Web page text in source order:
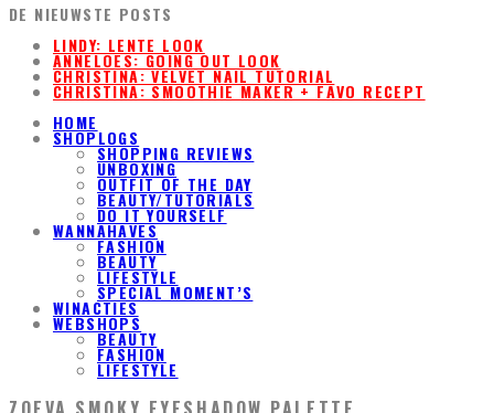
DE NIEUWSTE POSTS
LINDY: LENTE LOOK
ANNELOES: GOING OUT LOOK
CHRISTINA: VELVET NAIL TUTORIAL
CHRISTINA: SMOOTHIE MAKER + FAVO RECEPT
HOME
SHOPLOGS
SHOPPING REVIEWS
UNBOXING
OUTFIT OF THE DAY
BEAUTY/TUTORIALS
DO IT YOURSELF
WANNAHAVES
FASHION
BEAUTY
LIFESTYLE
SPECIAL MOMENT’S
WINACTIES
WEBSHOPS
BEAUTY
FASHION
LIFESTYLE